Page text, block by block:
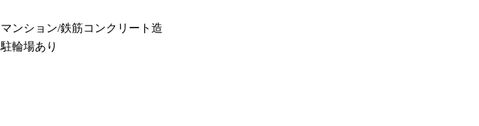
マンション/鉄筋コンクリート造
駐輪場あり